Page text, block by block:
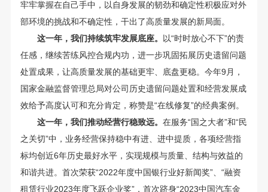
牢牢掌握在自己手中，以自身发展的韧劲和确定性积极应对外
部环境的挑战和不确定性，干出了高质量发展的新局面。
这一年，我们持续筑牢发展底座。 以“时时放心不下”的责
任感，继续苦练风控合规内功，进一步巩固拓展历史遗留问题
处置成果，让高质量发展的基础更牢、底盘更稳。今年9月，
国家金融监督管理总局对公司历史遗留问题处置和经营发展成
效给予高度认可和充分肯定，称赞是“在线修复”的经典案例。
这一年，我们推动经营行稳致远。在服务“国之大者”和“民
之关切”中，业务经营保持稳中有进、进中提质，各项经营指
标均创近6年历史最好水平，实现规模与质量、结构与效益的
和谐共进。首次荣获“2022年度中国银行业好新闻奖”、“融资
租赁行业2023年度飞跃企业奖”，首次跻身“2023中国汽车金